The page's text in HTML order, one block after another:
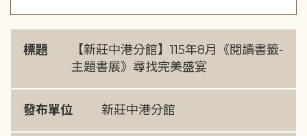
標題
【新莊中港分館】115年8月《閱讀書籤-
主題書展》尋找完美盛宴
發布單位 新莊中港分館